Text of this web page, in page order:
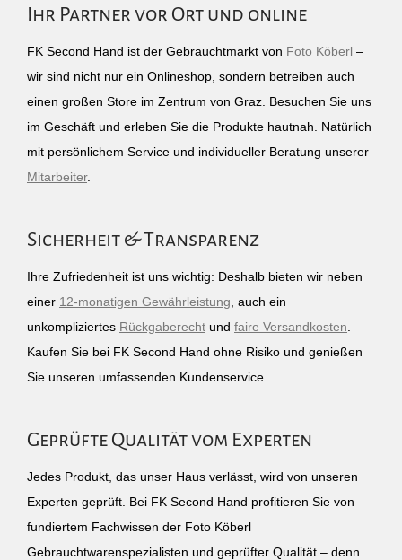
Ihr Partner vor Ort und online
FK Second Hand ist der Gebrauchtmarkt von Foto Köberl –
wir sind nicht nur ein Onlineshop, sondern betreiben auch
einen großen Store im Zentrum von Graz. Besuchen Sie uns
im Geschäft und erleben Sie die Produkte hautnah. Natürlich
mit persönlichem Service und individueller Beratung unserer
Mitarbeiter.
Sicherheit & Transparenz
Ihre Zufriedenheit ist uns wichtig: Deshalb bieten wir neben
einer 12-monatigen Gewährleistung , auch ein
unkompliziertes Rückgaberecht und faire Versandkosten
Kaufen Sie bei FK Second Hand ohne Risiko und genießen
Sie unseren umfassenden Kundenservice.
Geprüfte Qualität vom Experten
Jedes Produkt, das unser Haus verlässt, wird von unseren
Experten geprüft. Bei FK Second Hand profitieren Sie von
fundiertem Fachwissen der Foto Köberl
Gebrauchtwarenspezialisten und geprüfter Qualität – denn